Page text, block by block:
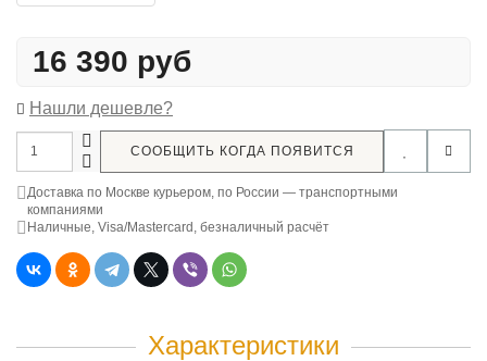
16 390 руб
Нашли дешевле?
СООБЩИТЬ КОГДА ПОЯВИТСЯ
Доставка по Москве курьером, по России — транспортными
компаниями
Наличные, Visa/Mastercard, безналичный расчёт
Характеристики